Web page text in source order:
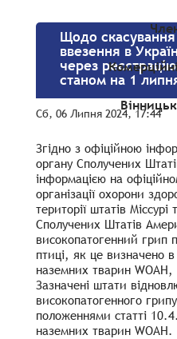
Щодо
ввезення в
через
станом на 1
Сб, 06 Липня 2024, 17:44
Згідно з офіційною
органу Сполучених
інформацією на
організації охорони
території штатів
Сполучених Штатів
високопатогенний грип
птиці, як це визначено
наземних тварин WOAH,
Зазначені штати
високопатогенного
положеннями статті
наземних тварин WOAH.